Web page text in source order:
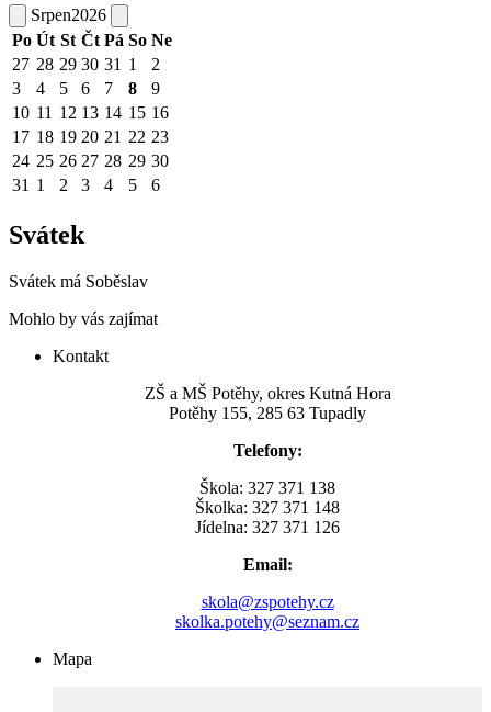
Srpen2026
Po Út St Čt Pá So Ne
27 28 29 30 31 1
2
3
4 5 6 7 8
9
10 11 12 13 14 15 16
17 18 19 20 21 22 23
24 25 26 27 28 29 30
31 1 2 3 4 5 6
Svátek
Svátek má Soběslav
Mohlo by vás zajímat
Kontakt
ZŠ a MŠ Potěhy, okres Kutná Hora
Potěhy 155, 285 63 Tupadly
Telefony:
Škola: 327 371 138
Školka: 327 371 148
Jídelna: 327 371 126
Email:
skola@zspotehy.cz
skolka.potehy@seznam.cz
Mapa